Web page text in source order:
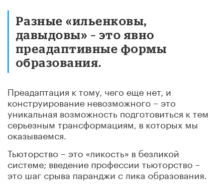
Разные «ильенковы,
давыдовы» – это явно
преадаптивные формы
образования.
Преадаптация к тому, чего еще нет, и
конструирование невозможного – это
уникальная возможность подготовиться к тем
серьезным трансформациям, в которых мы
оказываемся.
Тьюторство – это «ликость» в безликой
системе; введение профессии тьюторство –
это шаг срыва паранджи с лика образования.